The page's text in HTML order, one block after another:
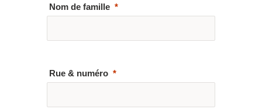
Nom de famille
Rue & numéro